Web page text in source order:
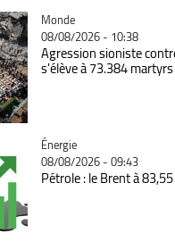
Catégorie
Monde
08/08/2026 - 10:38
Agression sioniste
s'élève à 73.384 martyrs
Catégorie
Énergie
08/08/2026 - 09:43
Pétrole : le Brent à